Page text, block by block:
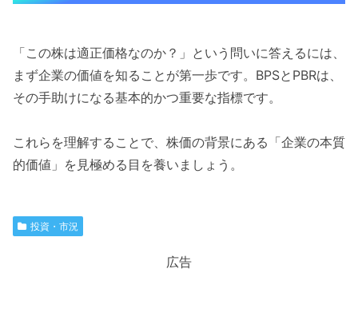
「この株は適正価格なのか？」という問いに答えるには、
まず企業の価値を知ることが第一歩です。BPSとPBRは、
その手助けになる基本的かつ重要な指標です。
これらを理解することで、株価の背景にある「企業の本質
的価値」を見極める目を養いましょう。
投資・市況
広告